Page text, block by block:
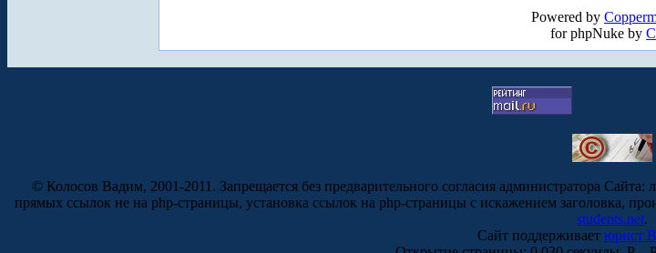
Powered by
for phpNuke by
© Колосов Вадим, 2001-2011. Запрещается без предварительного согласия администратора
прямых ссылок не на php-страницы, установка ссылок на php-страницы с искажением заголовка,
students.net.
Сайт поддерживает юрист